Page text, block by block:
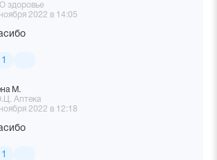
здоровье
2022 в 14:05
1
М.
Аптека
2022 в 12:18
1